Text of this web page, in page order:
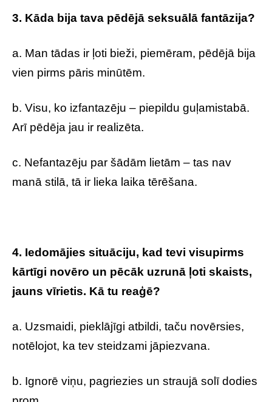
3. Kāda bija tava pēdējā seksuālā fantāzija?
a. Man tādas ir ļoti bieži, piemēram, pēdējā bija
vien pirms pāris minūtēm.
b. Visu, ko izfantazēju – piepildu guļamistabā.
Arī pēdēja jau ir realizēta.
c. Nefantazēju par šādām lietām – tas nav
manā stilā, tā ir lieka laika tērēšana.
4. Iedomājies situāciju, kad tevi visupirms
kārtīgi novēro un pēcāk uzrunā ļoti skaists,
jauns vīrietis. Kā tu reaģē?
a. Uzsmaidi, pieklājīgi atbildi, taču novērsies,
notēlojot, ka tev steidzami jāpiezvana.
b. Ignorē viņu, pagriezies un straujā solī dodies